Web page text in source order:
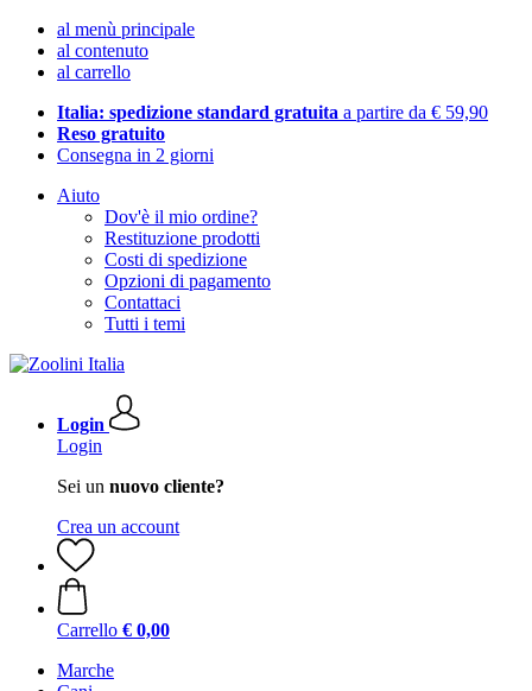
al menù principale
al contenuto
al carrello
Italia: spedizione standard gratuita a partire da € 59,90
Reso gratuito
Consegna in 2 giorni
Aiuto
Dov'è il mio ordine?
Restituzione prodotti
Costi di spedizione
Opzioni di pagamento
Contattaci
Tutti i temi
Login
Login
Sei un nuovo cliente?
Crea un account
Carrello € 0,00
Marche